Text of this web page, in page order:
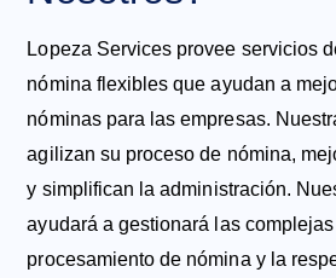
Lopeza Services provee servicios
nómina flexibles que ayudan a
nóminas para las empresas.
agilizan su proceso de nómina,
y simplifican la administración.
ayudará a gestionará las
procesamiento de nómina y la